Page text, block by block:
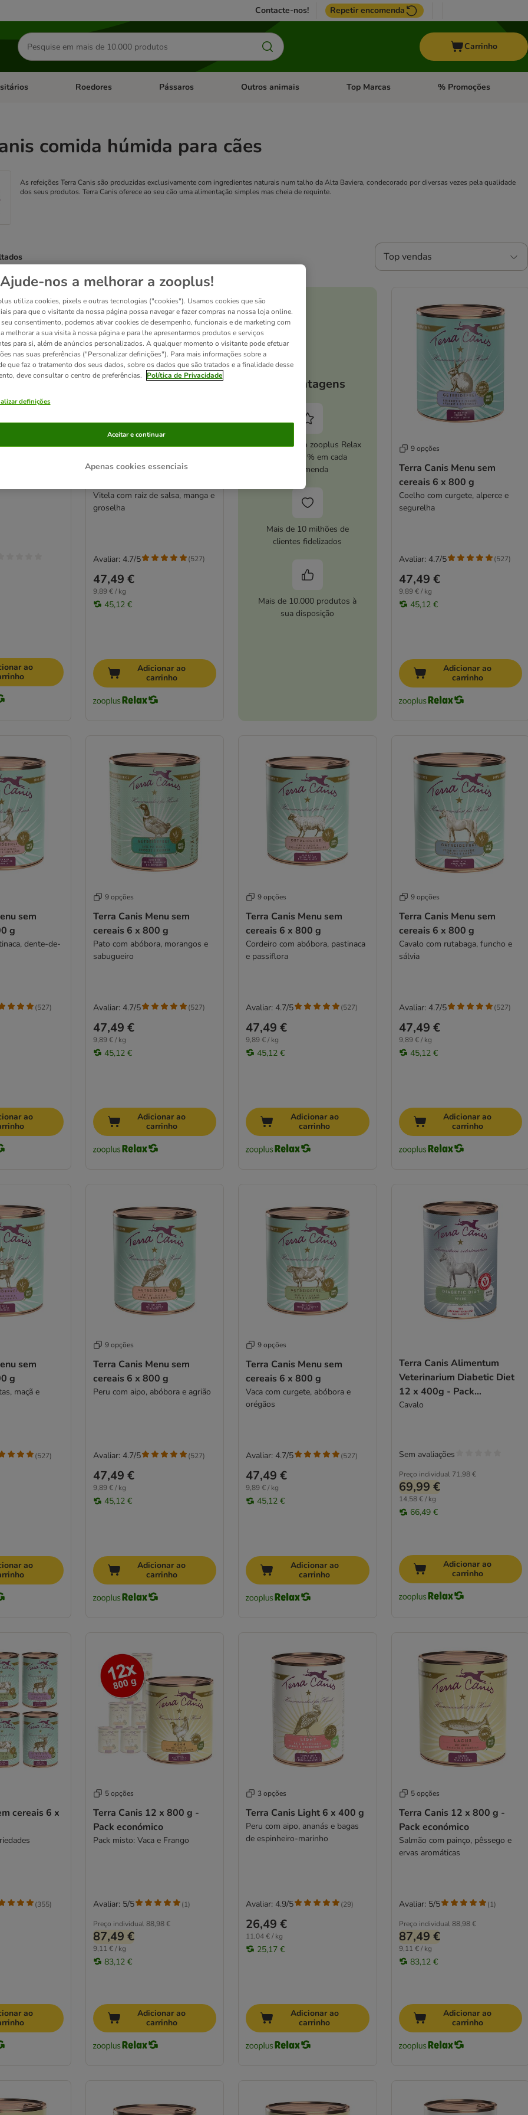
Contacte-nos! Repetir encomenda
Pesquisar
produtos
Carrinho
de categoria: Dieta Vet.Abrir menu de categoria: Antiparasitários
Roedores Abrir menu de categoria: Roedores
Pássaros Abrir menu de categoria: Pássaros
Outros animais Abrir menu de categoria: Outros animais
Top Marcas Abrir menu de categoria:
% Promoções
comida húmida para cães
As refeições Terra Canis são produzidas exclusivamente com ingredientes naturais num talho da Alta Baviera, condecorado por diversas vezes pela qualidade
dos seus produtos. Terra Canis oferece ao seu cão uma alimentação simples mas cheia de requinte.
Top vendas
been changed
Diet
ao
9 opções
Terra Canis Menu sem
Vitela com raiz de salsa, manga e
groselha
47,49 €
9,89 € / kg
45,12 €
Avaliar: 4.7/5 (527)
Adicionar ao
carrinho
As vantagens
Ative o serviço zooplus Relax
e poupe 5 % em cada
encomenda
Mais de 10 milhões de
clientes fidelizados
Mais de 10.000 produtos à
sua disposição
9 opções
Terra Canis Menu sem
cereais 6 x 800 g
Coelho com curgete, alperce e
segurelha
47,49 €
9,89 € / kg
45,12 €
Avaliar: 4.7/5 (527)
Adicionar ao
carrinho
sem
g
dente-de-
(527)
ao
9 opções
Terra Canis Menu sem
cereais 6 x 800 g
Pato com abóbora, morangos e
sabugueiro
47,49 €
9,89 € / kg
45,12 €
Avaliar: 4.7/5 (527)
Adicionar ao
carrinho
9 opções
Terra Canis Menu sem
cereais 6 x 800 g
Cordeiro com abóbora, pastinaca
e passiflora
47,49 €
9,89 € / kg
45,12 €
Avaliar: 4.7/5 (527)
Adicionar ao
carrinho
9 opções
Terra Canis Menu sem
cereais 6 x 800 g
Cavalo com rutabaga, funcho e
sálvia
47,49 €
9,89 € / kg
45,12 €
Avaliar: 4.7/5 (527)
Adicionar ao
carrinho
sem
g
maçã e
(527)
ao
9 opções
Terra Canis Menu sem
cereais 6 x 800 g
Peru com aipo, abóbora e agrião
47,49 €
9,89 € / kg
45,12 €
Avaliar: 4.7/5 (527)
Adicionar ao
carrinho
9 opções
Terra Canis Menu sem
cereais 6 x 800 g
Vaca com curgete, abóbora e
orégãos
47,49 €
9,89 € / kg
45,12 €
Avaliar: 4.7/5 (527)
Adicionar ao
carrinho
Terra Canis Alimentum
Veterinarium Diabetic Diet
12 x 400g - Pack
económico
Cavalo
Preço individual 71,98 €
69,99 €
14,58 € / kg
66,49 €
Sem avaliações
Adicionar ao
carrinho
cereais 6 x
(355)
ao
5 opções
Terra Canis 12 x 800 g -
Pack económico
Pack misto: Vaca e Frango
Preço individual 88,98 €
87,49 €
9,11 € / kg
83,12 €
Avaliar: 5/5 (1)
Adicionar ao
carrinho
3 opções
Terra Canis Light 6 x 400 g
Peru com aipo, ananás e bagas
de espinheiro-marinho
26,49 €
11,04 € / kg
25,17 €
Avaliar: 4.9/5 (29)
Adicionar ao
carrinho
5 opções
Terra Canis 12 x 800 g -
Pack económico
Salmão com painço, pêssego e
ervas aromáticas
Preço individual 88,98 €
87,49 €
9,11 € / kg
83,12 €
Avaliar: 5/5 (1)
Adicionar ao
carrinho
Ajude-nos a melhorar a zooplus!
utiliza cookies, pixels e outras tecnologias ("cookies"). Usamos cookies que são
para que o visitante da nossa página possa navegar e fazer compras na nossa loja online.
consentimento, podemos ativar cookies de desempenho, funcionais e de marketing com
melhorar a sua visita à nossa página e para lhe apresentarmos produtos e serviços
para si, além de anúncios personalizados. A qualquer momento o visitante pode efetuar
nas suas preferências ("Personalizar definições"). Para mais informações sobre a
que faz o tratamento dos seus dados, sobre os dados que são tratados e a finalidade desse
deve consultar o centro de preferências.
Política de Privacidade
definições
Apenas cookies essenciais
Aceitar e continuar